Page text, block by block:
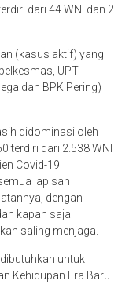
dari 44 WNI dan 2
(kasus aktif) yang
UPT
dan BPK Pering)
didominasi oleh
terdiri dari 2.538 WNI
Covid-19
lapisan
dengan
kapan saja
saling menjaga.
untuk
Kehidupan Era Baru